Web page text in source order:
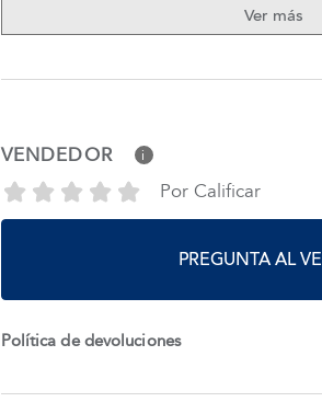
Ver más
VENDEDOR i
Por Calificar
PREGUNTA AL
Política de devoluciones